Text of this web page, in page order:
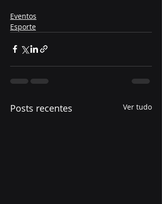
Eventos
Esporte
Posts recentes Ver tudo